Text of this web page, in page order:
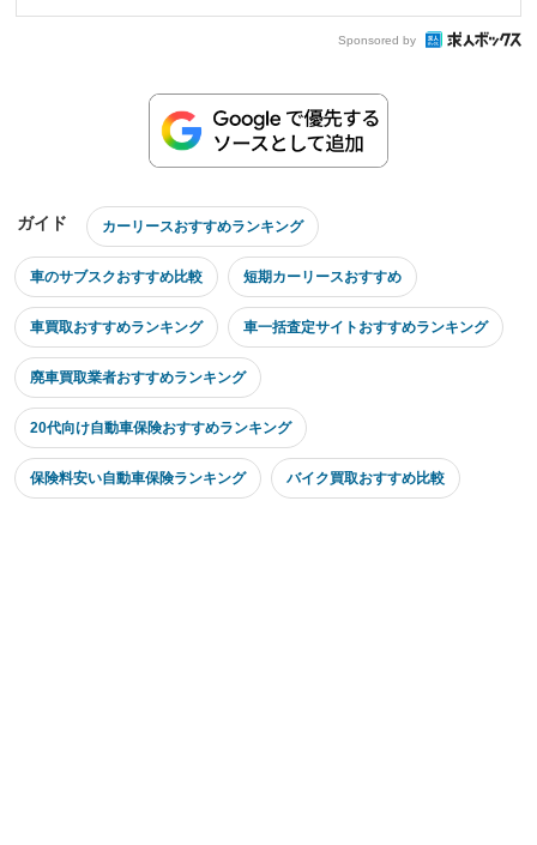
Sponsored by
ガイド カーリースおすすめランキング
車のサブスクおすすめ比較 短期カーリースおすすめ
車買取おすすめランキング 車一括査定サイトおすすめランキング
廃車買取業者おすすめランキング
20代向け自動車保険おすすめランキング
保険料安い自動車保険ランキング バイク買取おすすめ比較